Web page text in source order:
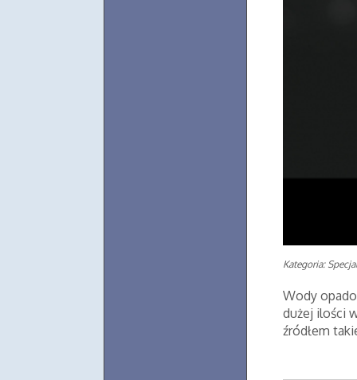
Kategoria:
Wody
dużej ilości
źródłem